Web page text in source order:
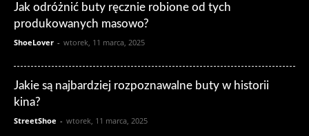
Jak odróżnić buty ręcznie robione od tych
produkowanych masowo?
ShoeLover - wtorek, 11 marca, 2025
Jakie są najbardziej rozpoznawalne buty w historii
kina?
StreetShoe - wtorek, 11 marca, 2025